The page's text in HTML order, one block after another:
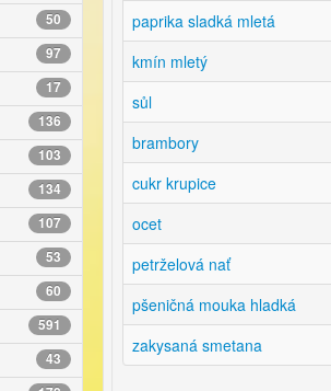
50
97
17
136
103
134
107
53
60
591
43
paprika sladká mletá
kmín mletý
sůl
brambory
cukr krupice
ocet
petrželová nať
pšeničná mouka hladká
zakysaná smetana